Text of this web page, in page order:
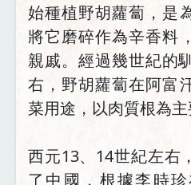
始種植野胡蘿蔔，是
將它磨碎作為辛香料
親戚。經過幾世紀的
右，野胡蘿蔔在阿富
菜用途，以肉質根為主
西元13、14世紀左右
了中國，根據李時